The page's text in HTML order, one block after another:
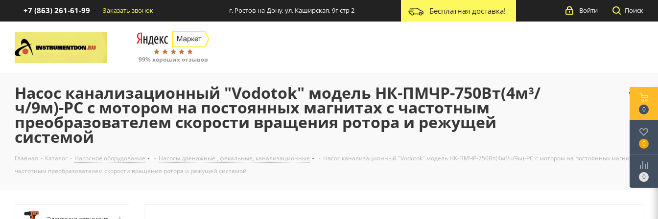
+7 (863) 261-61-99 Заказать звонок г. Ростов-на-Дону, ул. Каширская, 9г стр 2 Бесплатная доставка! Поиск
Войти
99% хороших отзывов
Насос канализационный "Vodotok" модель НК-ПМЧР-750Вт(4м³/
ч/9м)-РС с мотором на постоянных магнитах с частотным
преобразователем скорости вращения ротора и режущей
системой
Главная - Каталог - Насосное оборудование - Насосы дренажные , фекальные, канализационные - Насос канализационный "Vodotok" модель НК-ПМЧР-750Вт(4м³/ч/9м)-РС с мотором на постоянных магнитах с
частотным преобразователем скорости вращения ротора и режущей системой
0
0
0